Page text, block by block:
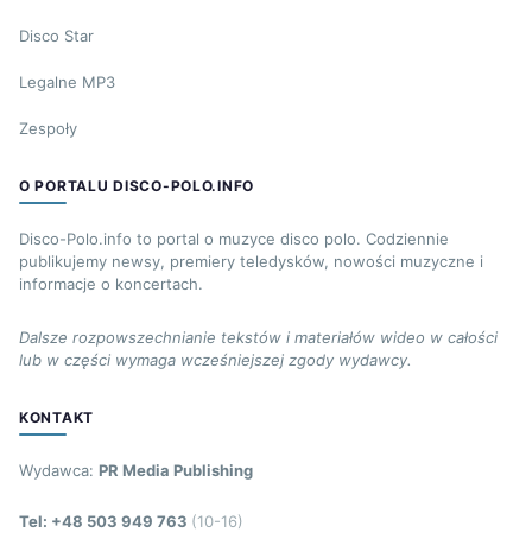
Disco Star
Legalne MP3
Zespoły
O PORTALU DISCO-POLO.INFO
Disco-Polo.info to portal o muzyce disco polo. Codziennie
publikujemy newsy, premiery teledysków, nowości muzyczne i
informacje o koncertach.
Dalsze rozpowszechnianie tekstów i materiałów wideo w całości
lub w części wymaga wcześniejszej zgody wydawcy.
KONTAKT
Wydawca: PR Media Publishing
Tel: +48 503 949 763 (10-16)